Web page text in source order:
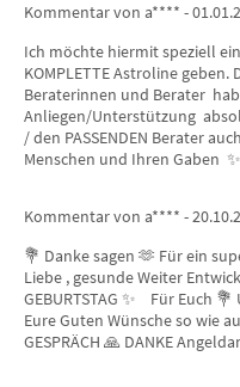
Kommentar von a**** -
Ich möchte hiermit speziell
KOMPLETTE Astroline
Beraterinnen und Berater
Anliegen/Unterstützung
/ den PASSENDEN Berater
Menschen und Ihren Gaben
Kommentar von a**** -
💐 Danke sagen 🫶 Für ein
Liebe , gesunde Weiter
GEBURTSTAG ✨ Für Euch
Eure Guten Wünsche so wie
GESPRÄCH 🙏 DANKE